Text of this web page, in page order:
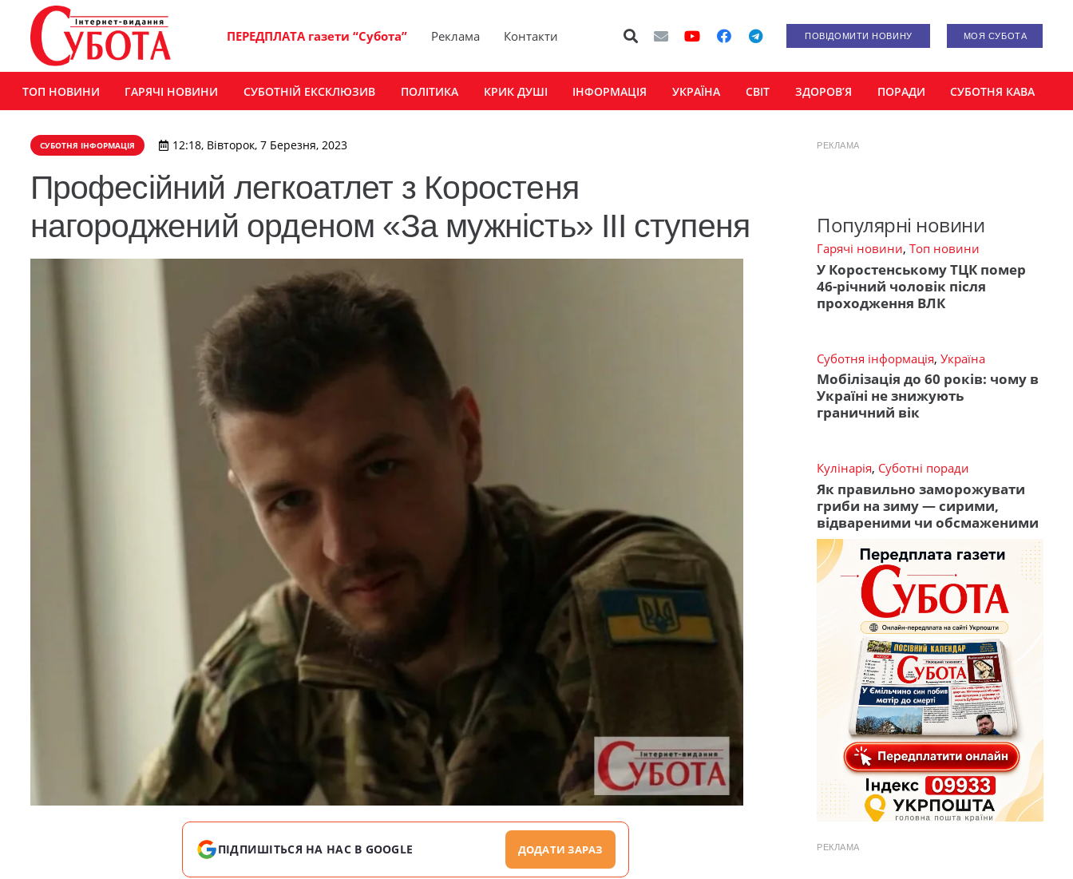
ПЕРЕДПЛАТА газети “Субота” Реклама Контакти ПОВІДОМИТИ НОВИНУ МОЯ СУБОТА
ТОП НОВИНИ ГАРЯЧІ НОВИНИ СУБОТНІЙ ЕКСКЛЮЗИВ ПОЛІТИКА КРИК ДУШІ ІНФОРМАЦІЯ УКРАЇНА СВІТ ЗДОРОВ’Я ПОРАДИ СУБОТНЯ КАВА
СУБОТНЯ ІНФОРМАЦІЯ 12:18, Вівторок, 7 Березня, 2023
Професійний легкоатлет з Коростеня
нагороджений орденом «За мужність» ІІІ ступеня
ПІДПИШІТЬСЯ НА НАС В GOOGLE ДОДАТИ ЗАРАЗ
РЕКЛАМА
Популярні новини
Гарячі новини, Топ новини
У Коростенському ТЦК помер
46-річний чоловік після
проходження ВЛК
Суботня інформація, Україна
Мобілізація до 60 років: чому в
Україні не знижують
граничний вік
Кулінарія, Суботні поради
Як правильно заморожувати
гриби на зиму — сирими,
відвареними чи обсмаженими
РЕКЛАМА